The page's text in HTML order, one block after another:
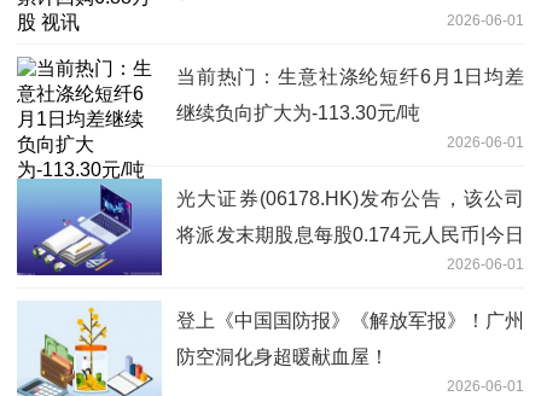
2026-06-01
当前热门：生意社涤纶短纤6月1日均差
继续负向扩大为-113.30元/吨
2026-06-01
光大证券(06178.HK)发布公告，该公司
将派发末期股息每股0.174元人民币|今日
2026-06-01
登上《中国国防报》《解放军报》！广州
防空洞化身超暖献血屋！
2026-06-01